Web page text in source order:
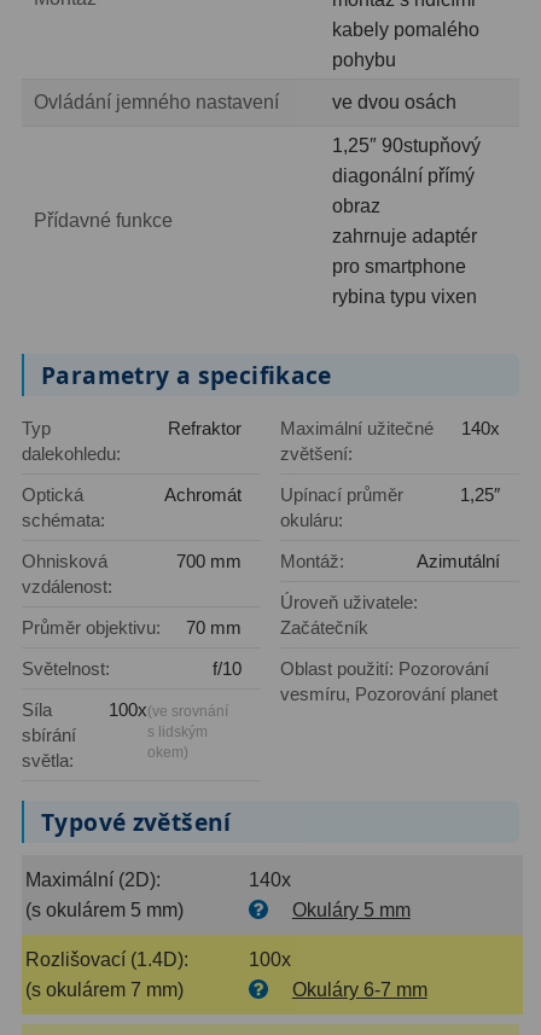
Ostatní
Umělé hvězdy5
Diagonální hranoly7
Amici hranoly 45°11
Amici hranoly 90°7
Planetární kamery
Guiding kamery
T-kroužky
Adaptéry M4833
Filtry L-RGB7
kabely pomalého
pohybu
Ovládání jemného nastavení ve dvou osách
Přídavné funkce
1,25″ 90stupňový
diagonální přímý
obraz
zahrnuje adaptér
pro smartphone
rybina typu vixen
Parametry a specifikace
Typ
dalekohledu:
Refraktor
Optická
schémata:
Achromát
Ohnisková
vzdálenost:
700 mm
Průměr objektivu:
70 mm
Světelnost:
f/10
Síla
sbírání
světla:
100x(ve srovnání
s lidským
okem)
Maximální užitečné
zvětšení:
140x
Upínací průměr
okuláru:
1,25″
Montáž:
Azimutální
Úroveň uživatele:
Začátečník
Oblast použití: Pozorování
vesmíru, Pozorování planet
Typové zvětšení
Maximální (2D):
140x
(s okulárem 5 mm)
Okuláry 5 mm
Rozlišovací (1.4D):
100x
(s okulárem 7 mm)
Okuláry 6-7 mm